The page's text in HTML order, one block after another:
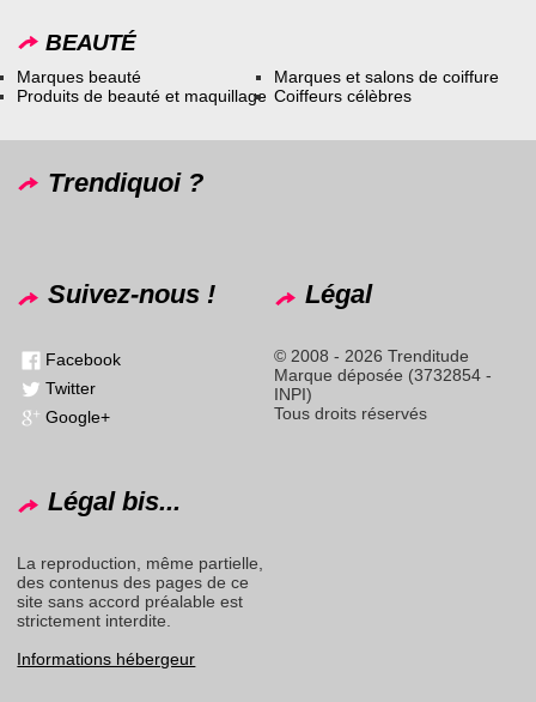
BEAUTÉ
Marques beauté
Produits de beauté et maquillage
Marques et salons de coiffure
Coiffeurs célèbres
Trendiquoi ?
Suivez-nous !
Facebook
Twitter
Google+
Légal
© 2008 - 2026 Trenditude
Marque déposée (3732854 -
INPI)
Tous droits réservés
Légal bis...
La reproduction, même partielle,
des contenus des pages de ce
site sans accord préalable est
strictement interdite.
Informations hébergeur